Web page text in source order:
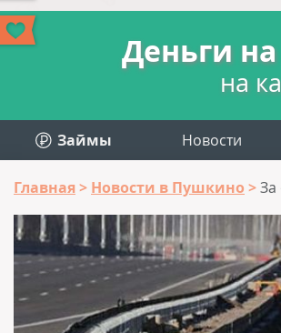
Деньги
на
Займы Новости
Главная Новости в Пушкино За